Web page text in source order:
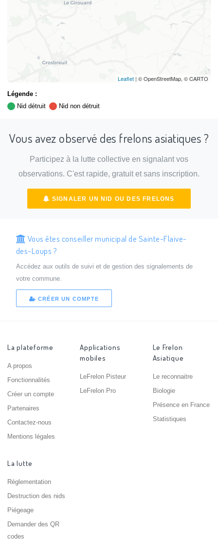
Leaflet | © OpenStreetMap, © CARTO
Légende :
Nid détruit
Nid non détruit
Vous avez observé des frelons asiatiques ?
Participez à la lutte collective en signalant vos
observations. C'est rapide, gratuit et sans inscription.
SIGNALER UN NID OU DES FRELONS
Vous êtes conseiller municipal de Sainte-Flaive-
des-Loups ?
Accédez aux outils de suivi et de gestion des signalements de
votre commune.
CRÉER UN COMPTE
La plateforme
A propos
Fonctionnalités
Créer un compte
Partenaires
Contactez-nous
Mentions légales
Applications
mobiles
LeFrelon Pisteur
LeFrelon Pro
Le Frelon
Asiatique
Le reconnaitre
Biologie
Présence en France
Statistiques
La lutte
Réglementation
Destruction des nids
Piégeage
Demander des QR
codes